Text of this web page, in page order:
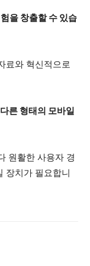
을 창출할 수 있습
료와 혁신적으로
른 형태의 모바일
원활한 사용자 경
장치가 필요합니